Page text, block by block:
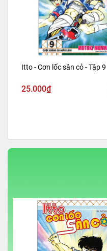
Itto - Cơn lốc sân cỏ - Tập 9
25.000₫